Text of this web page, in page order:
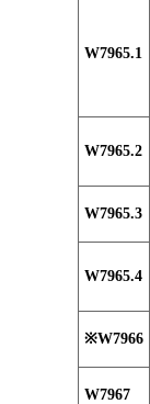
W7965.1
W7965.2
W7965.3
W7965.4
※W7966
W7967